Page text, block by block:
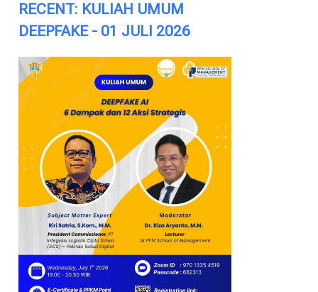
RECENT: KULIAH UMUM
DEEPFAKE - 01 JULI 2026